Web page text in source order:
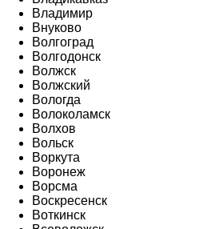
Владимир
Внуково
Волгоград
Волгодонск
Волжск
Волжский
Вологда
Волоколамск
Волхов
Вольск
Воркута
Воронеж
Ворсма
Воскресенск
Воткинск